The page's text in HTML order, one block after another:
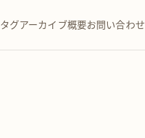
タグアーカイブ概要お問い合わせ